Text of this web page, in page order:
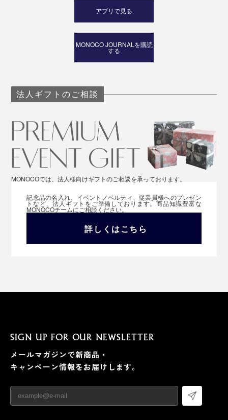
アプリで見る
MONOCO JOURNALを購読
する
法人ギフトのご相談
MONOCOでは、法人様向けギフトのご相談を承っております。
記念品の名入れ、イベントノベルティ、従業員様へのプレゼン
トなど、法人ギフトをご準備しております。商品知識豊富な
MONOCOチームにご相談ください。
詳しくはこちら
SIGN UP FOR OUR NEWSLETTER
メールマガジンで新商品・
キャンペーン情報をお届けします。